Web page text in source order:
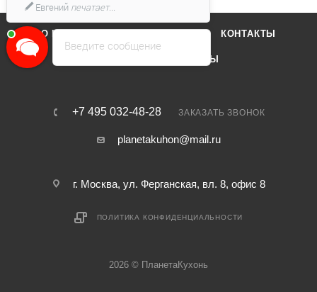
О КОМПАНИИ КОНТАКТЫ
БРЕНДЫ
+7 495 032-48-28 ЗАКАЗАТЬ ЗВОНОК
planetakuhon@mail.ru
г. Москва, ул. Ферганская, вл. 8, офис 8
ПОЛИТИКА КОНФИДЕНЦИАЛЬНОСТИ
2026 © ПланетаКухонь
Введите сообщение
Евгенийпечатает...